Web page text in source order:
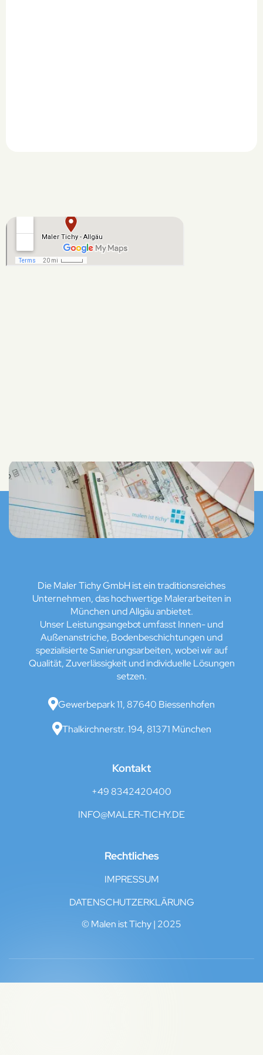
Die Maler Tichy GmbH ist ein traditionsreiches
Unternehmen, das hochwertige Malerarbeiten in
München und Allgäu anbietet.
Unser Leistungsangebot umfasst Innen- und
Außenanstriche, Bodenbeschichtungen und
spezialisierte Sanierungsarbeiten, wobei wir auf
Qualität, Zuverlässigkeit und individuelle Lösungen
setzen.
Gewerbepark 11, 87640 Biessenhofen
Thalkirchnerstr. 194, 81371 München
Kontakt
+49 8342420400
INFO@MALER-TICHY.DE
Rechtliches
IMPRESSUM
DATENSCHUTZERKLÄRUNG
© Malen ist Tichy | 2025